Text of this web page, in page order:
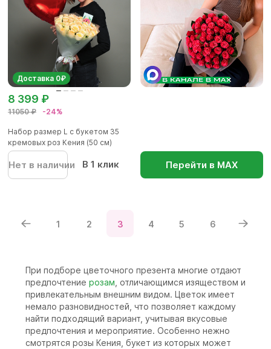
Доставка 0₽
11050 ₽ -24%
8 399 ₽
Набор размер L с букетом 35
кремовых роз Кения (50 см)
Нет в наличии В 1 клик Перейти в МАХ
1 2 3 4 5 6
При подборе цветочного презента многие отдают
предпочтение розам, отличающимся изяществом и
привлекательным внешним видом. Цветок имеет
немало разновидностей, что позволяет каждому
найти подходящий вариант, учитывая вкусовые
предпочтения и мероприятие. Особенно нежно
смотрятся розы Кения, букет из которых может